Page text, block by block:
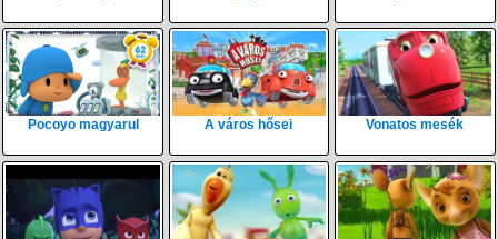
Pocoyo magyarul A város hősei Vonatos mesék